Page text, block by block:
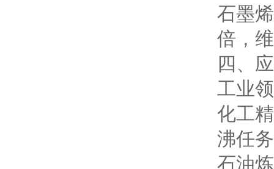
石墨
倍，
四、
工业
化工
沸任
石油